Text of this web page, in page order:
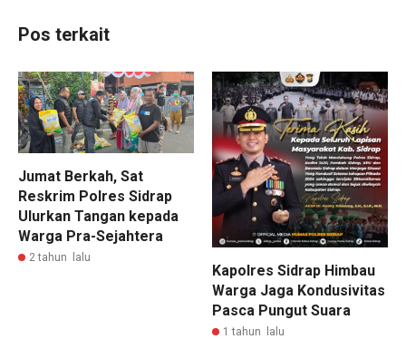
Pos terkait
Jumat Berkah, Sat
Reskrim Polres Sidrap
Ulurkan Tangan kepada
Warga Pra-Sejahtera
2 tahun lalu
Kapolres Sidrap Himbau
Warga Jaga Kondusivitas
Pasca Pungut Suara
1 tahun lalu